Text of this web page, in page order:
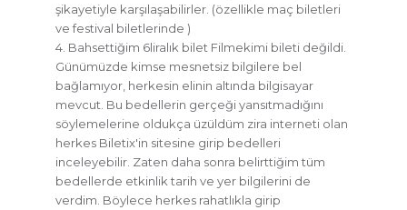
şikayetiyle karşılaşabilirler. (özellikle maç biletleri
ve festival biletlerinde )
4. Bahsettiğim 6liralık bilet Filmekimi bileti değildi.
Günümüzde kimse mesnetsiz bilgilere bel
bağlamıyor, herkesin elinin altında bilgisayar
mevcut. Bu bedellerin gerçeği yansıtmadığını
söylemelerine oldukça üzüldüm zira interneti olan
herkes Biletix'in sitesine girip bedelleri
inceleyebilir. Zaten daha sonra belirttiğim tüm
bedellerde etkinlik tarih ve yer bilgilerini de
verdim. Böylece herkes rahatlıkla girip